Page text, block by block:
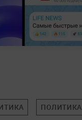
ПОЛИТИКА